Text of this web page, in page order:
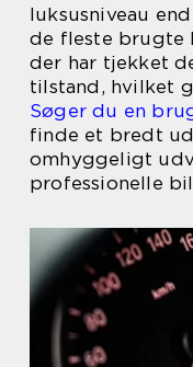
luksusniveau
de fleste brugte
der har tjekket
tilstand, hvilket
Søger du en
finde et bredt
omhyggeligt
professionelle